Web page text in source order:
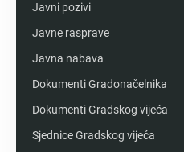
Javni pozivi
Javne rasprave
Javna nabava
Dokumenti Gradonačelnika
Dokumenti Gradskog vijeća
Sjednice Gradskog vijeća